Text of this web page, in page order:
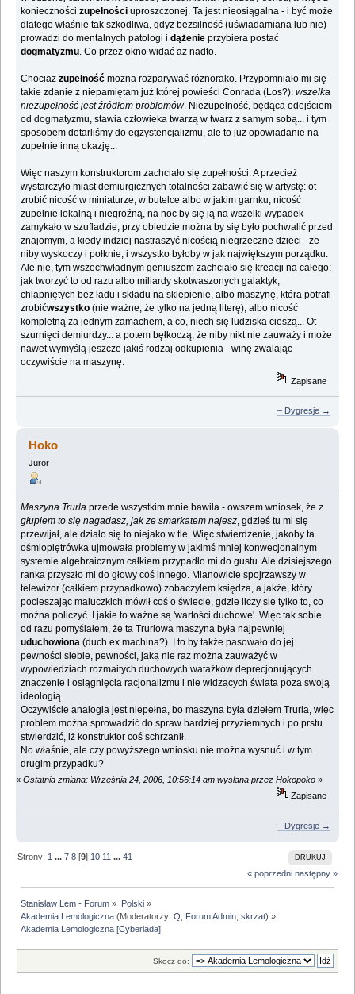
koniecznościzupełności uproszczonej. Ta jest nieosiągalna - i być może
dlatego właśnie tak szkodliwa, gdyż bezsilność (uświadamiana lub nie)
prowadzi do mentalnych patologi idążenie przybiera postać
dogmatyzmu . Co przez okno widać aż nadto.
Chociażzupełność można rozparywać różnorako. Przypomniało mi się
takie zdanie z niepamiętam już której powieści Conrada (Los?):wszelka
niezupełność jest źródłem problemów. Niezupełność, będąca odejściem
od dogmatyzmu, stawia człowieka twarzą w twarz z samym sobą... i tym
sposobem dotarliśmy do egzystencjalizmu, ale to już opowiadanie na
zupełnie inną okazję...
Więc naszym konstruktorom zachciało się zupełności. A przecież
wystarczyło miast demiurgicznych totalności zabawić się w artystę: ot
zrobić nicość w miniaturze, w butelce albo w jakim garnku, nicość
zupełnie lokalną i niegroźną, na noc by się ją na wszelki wypadek
zamykało w szufladzie, przy obiedzie można by się było pochwalić przed
znajomym, a kiedy indziej nastraszyć nicością niegrzeczne dzieci - że
niby wyskoczy i połknie, i wszystko byłoby w jak największym porządku.
Ale nie, tym wszechwładnym geniuszom zachciało się kreacji na całego:
jak tworzyć to od razu albo miliardy skotwaszonych galaktyk,
chlapniętych bez ładu i składu na sklepienie, albo maszynę, która potrafi
zrobićwszystko (nie ważne, że tylko na jedną literę), albo nicość
kompletną za jednym zamachem, a co, niech się ludziska cieszą... Ot
szurnięci demiurdzy... a potem bęłkoczą, że niby nikt nie zauważy i może
nawet wymyślą jeszcze jakiś rodzaj odkupienia - winę zwalając
oczywiście na maszynę.
Zapisane
– Dygresje →
Hoko
Juror
Maszyna Trurla przede wszystkim mnie bawiła - owszem wniosek, żez
głupiem to się nagadasz, jak ze smarkatem najesz, gdzieś tu mi się
przewijał, ale działo się to niejako w tle. Więc stwierdzenie, jakoby ta
ośmiopiętrówka ujmowała problemy w jakimś mniej konwecjonalnym
systemie algebraicznym całkiem przypadło mi do gustu. Ale dzisiejszego
ranka przyszło mi do głowy coś innego. Mianowicie spojrzawszy w
telewizor (całkiem przypadkowo) zobaczyłem księdza, a jakże, który
pocieszając maluczkich mówił coś o świecie, gdzie liczy sie tylko to, co
można policzyć. I jakie to ważne są 'wartości duchowe'. Więc tak sobie
od razu pomyślałem, że ta Trurlowa maszyna była najpewniej
uduchowiona (duch ex machina?). I to by także pasowało do jej
pewności siebie, pewności, jaką nie raz można zauważyć w
wypowiedziach rozmaitych duchowych watażków deprecjonujących
znaczenie i osiągnięcia racjonalizmu i nie widzących świata poza swoją
ideologią.
Oczywiście analogia jest niepełna, bo maszyna była dziełem Trurla, więc
problem można sprowadzić do spraw bardziej przyziemnych i po prstu
stwierdzić, iż konstruktor coś schrzanił.
No właśnie, ale czy powyższego wniosku nie można wysnuć i w tym
drugim przypadku?
« Ostatnia zmiana: Września 24, 2006, 10:56:14 am wysłana przez Hokopoko »
Zapisane
– Dygresje →
DRUKUJ
Strony: 1 ...7 8 [9] 10 11 ...41
« poprzedni następny »
Stanisław Lem - Forum » Polski»
Akademia Lemologiczna (Moderatorzy:Q Forum Admin ,skrzat) »
Akademia Lemologiczna [Cyberiada]
Skocz do: